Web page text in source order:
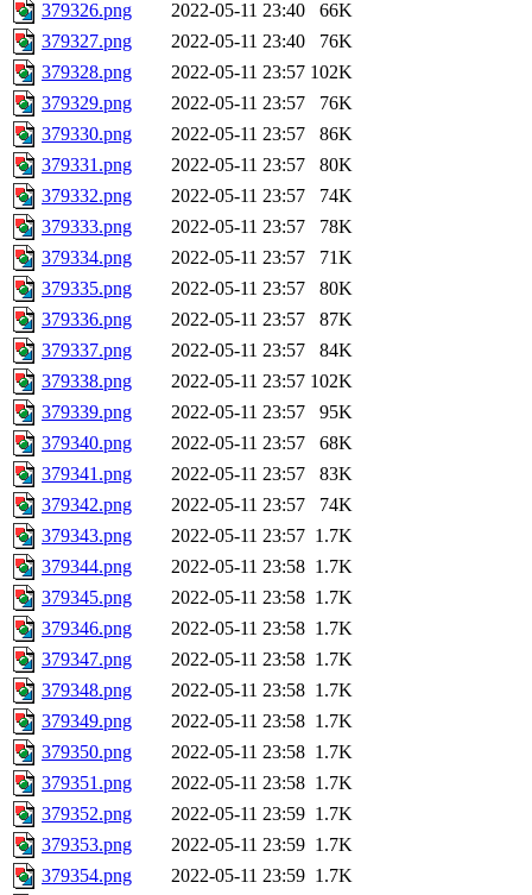
379326.png
2022-05-11 23:40
66K
379327.png
2022-05-11 23:40
76K
379328.png
2022-05-11 23:57 102K
379329.png
2022-05-11 23:57
76K
379330.png
2022-05-11 23:57
86K
379331.png
2022-05-11 23:57
80K
379332.png
2022-05-11 23:57
74K
379333.png
2022-05-11 23:57
78K
379334.png
2022-05-11 23:57
71K
379335.png
2022-05-11 23:57
80K
379336.png
2022-05-11 23:57
87K
379337.png
2022-05-11 23:57
84K
379338.png
2022-05-11 23:57 102K
379339.png
2022-05-11 23:57
95K
379340.png
2022-05-11 23:57
68K
379341.png
2022-05-11 23:57
83K
379342.png
2022-05-11 23:57
74K
379343.png
2022-05-11 23:57 1.7K
379344.png
2022-05-11 23:58 1.7K
379345.png
2022-05-11 23:58 1.7K
379346.png
2022-05-11 23:58 1.7K
379347.png
2022-05-11 23:58 1.7K
379348.png
2022-05-11 23:58 1.7K
379349.png
2022-05-11 23:58 1.7K
379350.png
2022-05-11 23:58 1.7K
379351.png
2022-05-11 23:58 1.7K
379352.png
2022-05-11 23:59 1.7K
379353.png
2022-05-11 23:59 1.7K
379354.png
2022-05-11 23:59 1.7K